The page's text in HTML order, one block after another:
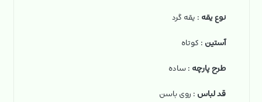
نوع یقه : یقه گرد
آستین : کوتاه
طرح پارچه : ساده
قد لباس : روی باسن